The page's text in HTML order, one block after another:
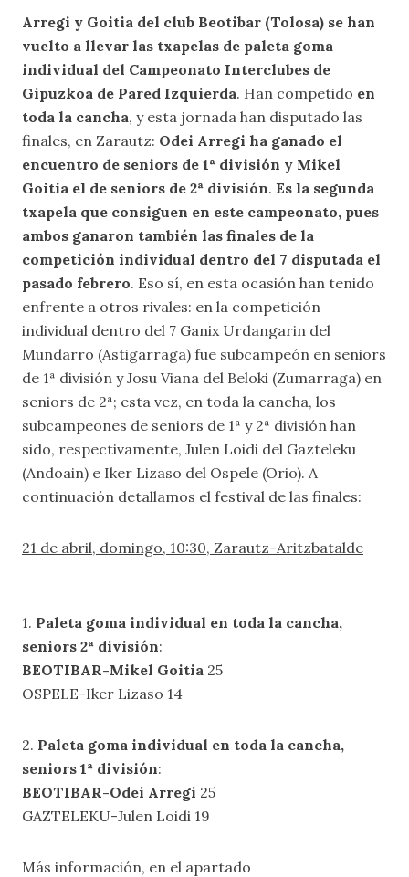
Arregi y Goitia del club Beotibar (Tolosa) se han
vuelto a llevar las txapelas de paleta goma
individual del Campeonato Interclubes de
Gipuzkoa de Pared Izquierda. Han competido en
toda la cancha, y esta jornada han disputado las
finales, en Zarautz: Odei Arregi ha ganado el
encuentro de seniors de 1ª división y Mikel
Goitia el de seniors de 2ª división. Es la segunda
txapela que consiguen en este campeonato, pues
ambos ganaron también las finales de la
competición individual dentro del 7 disputada el
pasado febrero. Eso sí, en esta ocasión han tenido
enfrente a otros rivales: en la competición
individual dentro del 7 Ganix Urdangarin del
Mundarro (Astigarraga) fue subcampeón en seniors
de 1ª división y Josu Viana del Beloki (Zumarraga) en
seniors de 2ª; esta vez, en toda la cancha, los
subcampeones de seniors de 1ª y 2ª división han
sido, respectivamente, Julen Loidi del Gazteleku
(Andoain) e Iker Lizaso del Ospele (Orio). A
continuación detallamos el festival de las finales:
21 de abril, domingo, 10:30, Zarautz-Aritzbatalde
1. Paleta goma individual en toda la cancha,
seniors 2ª división:
BEOTIBAR-Mikel Goitia 25
OSPELE-Iker Lizaso 14
2. Paleta goma individual en toda la cancha,
seniors 1ª división:
BEOTIBAR-Odei Arregi 25
GAZTELEKU-Julen Loidi 19
Más información, en el apartado